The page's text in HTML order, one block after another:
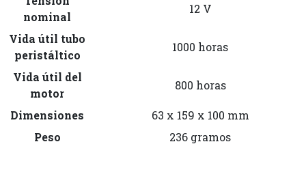
nominal
12 V
Vida útil tubo
peristáltico
1000 horas
Vida útil del
motor
800 horas
Dimensiones
63 x 159 x 100 mm
Peso
236 gramos